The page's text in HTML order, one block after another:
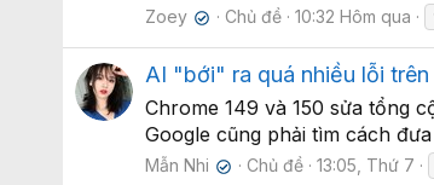
Zoey ✔ Chủ đề 10:32 Hôm qua
AI "bới" ra quá nhiều lỗi
Chrome 149 và 150 sửa tổng
Google cũng phải tìm cách
Mẫn Nhi ✔ Chủ đề 13:05, Thứ 7